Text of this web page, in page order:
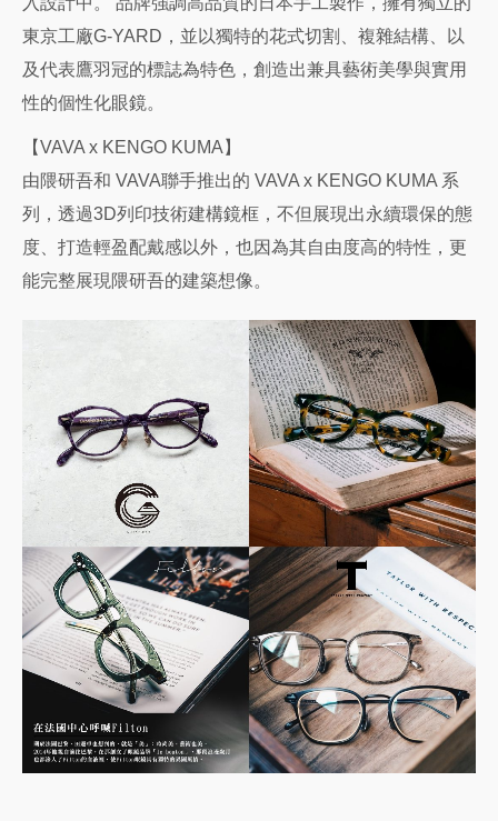
東京工廠G-YARD，並以獨特的花式切割、複雜結構、以
及代表鷹羽冠的標誌為特色，創造出兼具藝術美學與實用
性的個性化眼鏡。
【VAVA x KENGO KUMA】
由隈研吾和 VAVA聯手推出的 VAVA x KENGO KUMA 系
列，透過3D列印技術建構鏡框，不但展現出永續環保的態
度、打造輕盈配戴感以外，也因為其自由度高的特性，更
能完整展現隈研吾的建築想像。